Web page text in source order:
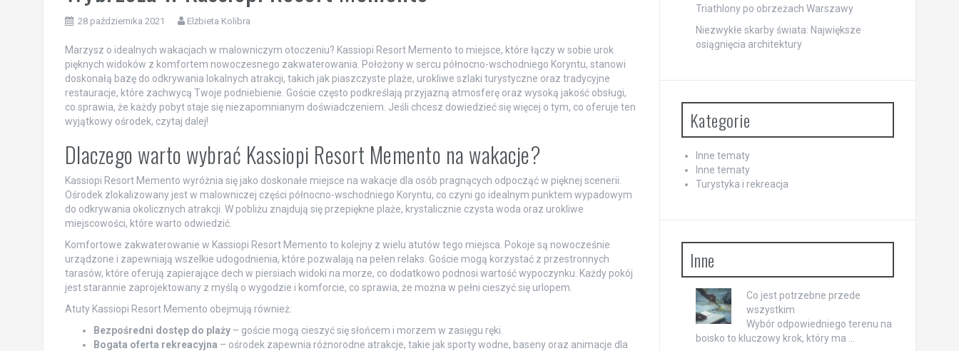
28 października 2021 Elżbieta Kolibra
Marzysz o idealnych wakacjach w malowniczym otoczeniu? Kassiopi Resort Memento to miejsce, które łączy w sobie urok
pięknych widoków z komfortem nowoczesnego zakwaterowania. Położony w sercu północno-wschodniego Koryntu, stanowi
doskonałą bazę do odkrywania lokalnych atrakcji, takich jak piaszczyste plaże, urokliwe szlaki turystyczne oraz tradycyjne
restauracje, które zachwycą Twoje podniebienie. Goście często podkreślają przyjazną atmosferę oraz wysoką jakość obsługi,
co sprawia, że każdy pobyt staje się niezapomnianym doświadczeniem. Jeśli chcesz dowiedzieć się więcej o tym, co oferuje ten
wyjątkowy ośrodek, czytaj dalej!
Dlaczego warto wybrać Kassiopi Resort Memento na wakacje?
Kassiopi Resort Memento wyróżnia się jako doskonałe miejsce na wakacje dla osób pragnących odpocząć w pięknej scenerii.
Ośrodek zlokalizowany jest w malowniczej części północno-wschodniego Koryntu, co czyni go idealnym punktem wypadowym
do odkrywania okolicznych atrakcji. W pobliżu znajdują się przepiękne plaże, krystalicznie czysta woda oraz urokliwe
miejscowości, które warto odwiedzić.
Komfortowe zakwaterowanie w Kassiopi Resort Memento to kolejny z wielu atutów tego miejsca. Pokoje są nowocześnie
urządzone i zapewniają wszelkie udogodnienia, które pozwalają na pełen relaks. Goście mogą korzystać z przestronnych
tarasów, które oferują zapierające dech w piersiach widoki na morze, co dodatkowo podnosi wartość wypoczynku. Każdy pokój
jest starannie zaprojektowany z myślą o wygodzie i komforcie, co sprawia, że można w pełni cieszyć się urlopem.
Atuty Kassiopi Resort Memento obejmują również:
Bezpośredni dostęp do plaży– goście mogą cieszyć się słońcem i morzem w zasięgu ręki.
Bogata oferta rekreacyjna – ośrodek zapewnia różnorodne atrakcje, takie jak sporty wodne, baseny oraz animacje dla
Triathlony po obrzeżach Warszawy
Niezwykłe skarby świata: Największe
osiągnięcia architektury
Kategorie
Inne tematy
Inne tematy
Turystyka i rekreacja
Inne
Co jest potrzebne przede
wszystkim
Wybór odpowiedniego terenu na
boisko to kluczowy krok, który ma …